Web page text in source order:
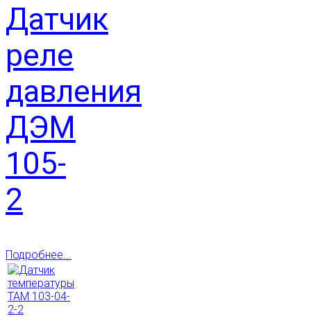
Датчик
реле
давления
ДЭМ
105-
2
Подробнее...